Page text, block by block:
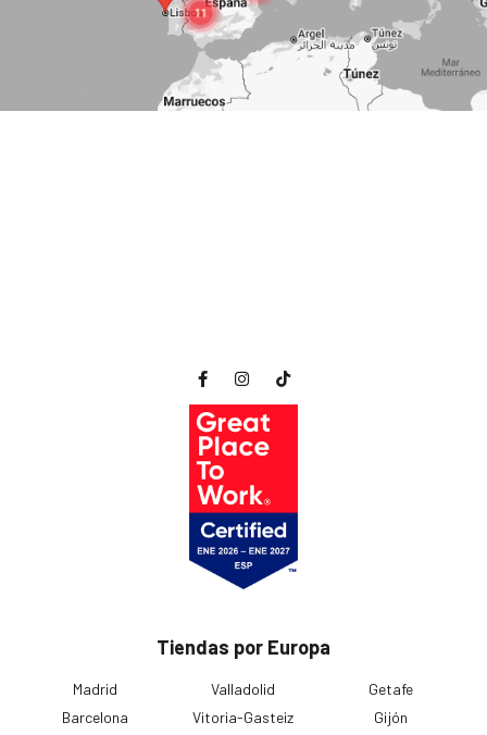
Tiendas por Europa
Madrid
Barcelona
Valladolid
Vitoria-Gasteiz
Getafe
Gijón